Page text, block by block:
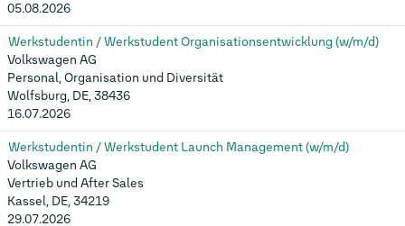
05.08.2026
Werkstudentin / Werkstudent Organisationsentwicklung (w/m/d)
Volkswagen AG
Personal, Organisation und Diversität
Wolfsburg, DE, 38436
16.07.2026
Werkstudentin / Werkstudent Launch Management (w/m/d)
Volkswagen AG
Vertrieb und After Sales
Kassel, DE, 34219
29.07.2026